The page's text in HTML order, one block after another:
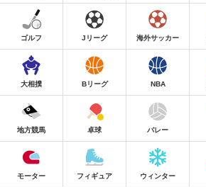
ゴルフ Jリーグ 海外サッカー
大相撲 Bリーグ NBA
地方競馬 卓球 バレー
モーター フィギュア ウィンター